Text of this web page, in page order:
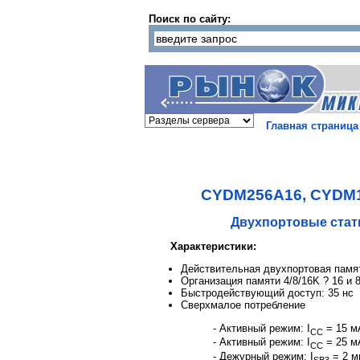
Поиск по сайту:
Главная страница
CYDM256A16,
Двухпортовые
Характеристики:
Действительная двухпортовая
Организация памяти 4/8/16K ? 16 и
Быстродействующий доступ: 35 нс
Сверхмалое потребление
- Активный режим: I
CC = 15
- Активный режим: I
CC = 25
- Дежурный режим: I
= 2